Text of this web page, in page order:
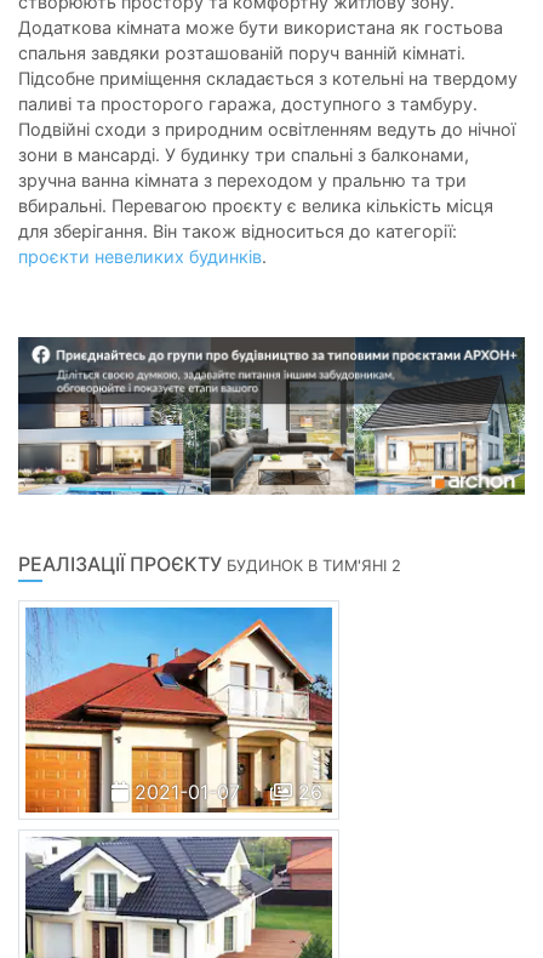
Додаткова кімната може бути використана як гостьова
спальня завдяки розташованій поруч ванній кімнаті.
Підсобне приміщення складається з котельні на твердому
паливі та просторого гаража, доступного з тамбуру.
Подвійні сходи з природним освітленням ведуть до нічної
зони в мансарді. У будинку три спальні з балконами,
зручна ванна кімната з переходом у пральню та три
вбиральні. Перевагою проєкту є велика кількість місця
для зберігання. Він також відноситься до категорії:
проєкти невеликих будинків.
РЕАЛІЗАЦІЇ ПРОЄКТУ БУДИНОК В ТИМ'ЯНІ 2
2021-01-07 26